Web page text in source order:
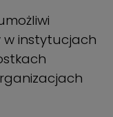
instytucjach